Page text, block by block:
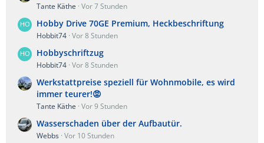
Tante Käthe Vor 7 Stunden
Hobby Drive 70GE Premium, Heckbeschriftung
Hobbit74 Vor 8 Stunden
Hobbyschriftzug
Hobbit74 Vor 8 Stunden
Werkstattpreise speziell für Wohnmobile, es wird
immer teurer!😡
Tante Käthe Vor 9 Stunden
Wasserschaden über der Aufbautür.
Webbs Vor 10 Stunden